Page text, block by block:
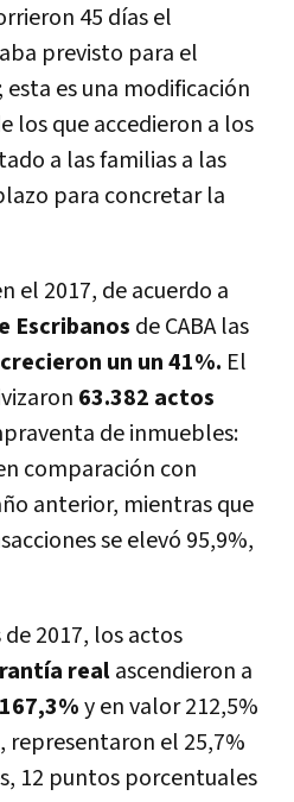
45 dí­as el
previsto para el
es una modificación
los que accedieron a los
a las familias a las
para concretar la
el 2017, de acuerdo a
Escribanos de CABA las
crecieron un un 41%. El
63.382 actos
de inmuebles:
comparación con
anterior, mientras que
se elevó 95,9%,
2017, los actos
realascendieron a
167,3%y en valor 212,5%
representaron el 25,7%
12 puntos porcentuales